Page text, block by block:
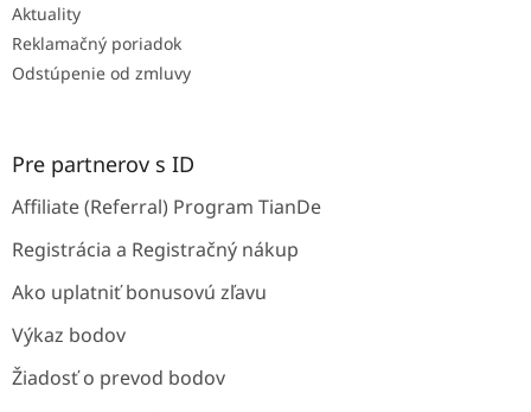
Aktuality
Reklamačný poriadok
Odstúpenie od zmluvy
Pre partnerov s ID
Affiliate (Referral) Program TianDe
Registrácia a Registračný nákup
Ako uplatniť bonusovú zľavu
Výkaz bodov
Žiadosť o prevod bodov